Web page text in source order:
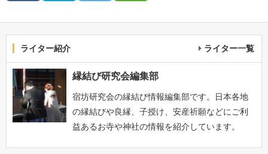
ライター紹介 ライター一覧
縁結び研究会編集部
宿坊研究会の縁結び情報編集部です。日本各地
の縁結びや良縁、子授け、安産祈願などにご利
益あるお寺や神社の情報を紹介しています。